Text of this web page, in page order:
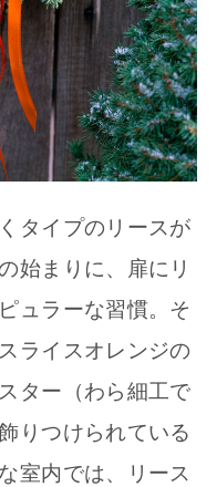
タイプのリースが
始まりに、扉にリ
ュラーな習慣。そ
ライスオレンジの
ター（わら細工で
りつけられている
室内では、リース